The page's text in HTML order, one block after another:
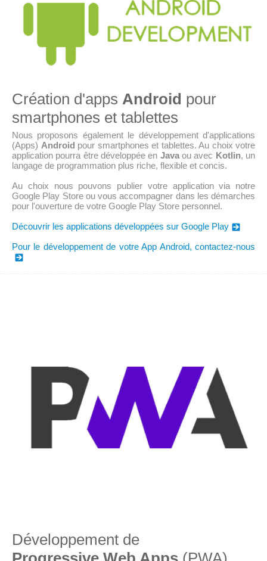
Création d'apps Android pour
smartphones et tablettes
Nous proposons également le développement d'applications
(Apps) Android pour smartphones et tablettes. Au choix votre
application pourra être développée en Javaou avec Kotlin, un
langage de programmation plus riche, flexible et concis.
Au choix nous pouvons publier votre application via notre
Google Play Store ou vous accompagner dans les démarches
pour l'ouverture de votre Google Play Store personnel.
Découvrir les applications développées sur Google Play
Pour le développement de votre App Android, contactez-nous
Développement de